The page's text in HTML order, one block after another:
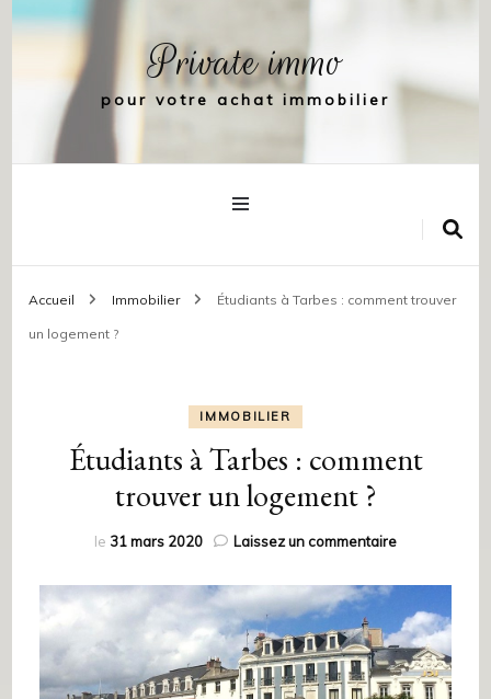
Private immo
pour votre achat immobilier
Accueil Immobilier Étudiants à Tarbes : comment trouver
un logement ?
IMMOBILIER
Étudiants à Tarbes : comment
trouver un logement ?
le 31 mars 2020 Laissez un commentaire